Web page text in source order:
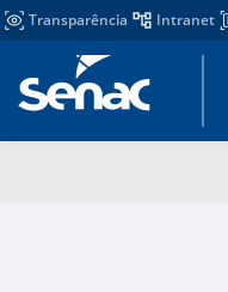
Transparência Intranet